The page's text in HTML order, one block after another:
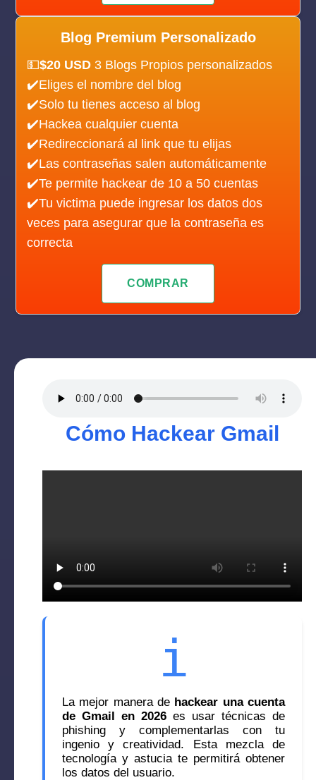
Blog Premium Personalizado
💵$20 USD 3 Blogs Propios personalizados
✔️Eliges el nombre del blog
✔️Solo tu tienes acceso al blog
✔️Hackea cualquier cuenta
✔️Redireccionará al link que tu elijas
✔️Las contraseñas salen automáticamente
✔️Te permite hackear de 10 a 50 cuentas
✔️Tu victima puede ingresar los datos dos
veces para asegurar que la contraseña es
correcta
COMPRAR
Cómo Hackear Gmail
i
La mejor manera de hackear una cuenta
de Gmail en 2026 es usar técnicas de
phishing y complementarlas con tu
ingenio y creatividad. Esta mezcla de
tecnología y astucia te permitirá obtener
los datos del usuario.